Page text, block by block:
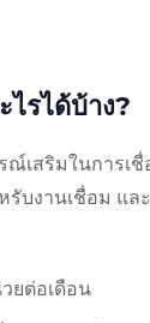
ไรได้บ้าง?
เสริมในการเชื่
บงานเชื่อม แล
ยต่อเดือน